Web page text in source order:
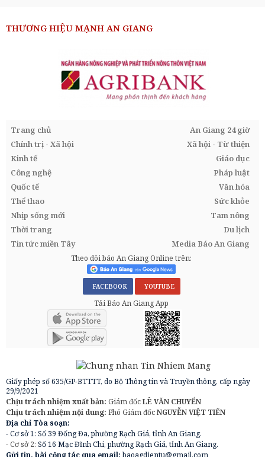
THƯƠNG HIỆU MẠNH AN GIANG
Trang chủ
An Giang 24 giờ
Chính trị - Xã hội
Xã hội - Từ thiện
Kinh tế
Giáo dục
Công nghệ
Pháp luật
Quốc tế
Văn hóa
Thể thao
Sức khỏe
Nhịp sống mới
Tam nông
Thời trang
Du lịch
Tin tức miền Tây
Media Báo An Giang
Theo dõi báo An Giang Online trên:
FACEBOOK YOUTUBE
Tải Báo An Giang App
Giấy phép số 635/GP-BTTTT, do Bộ Thông tin và Truyền thông, cấp ngày
29/9/2021
Chịu trách nhiệm xuất bản: Giám đốcLÊ VĂN CHUYỂN
Chịu trách nhiệm nội dung: Phó Giám đốcNGUYỄN VIỆT TIẾN
Địa chỉ Tòa soạn:
- Cơ sở 1: Số 39 Đống Đa, phường Rạch Giá, tỉnh An Giang.
- Cơ sở 2: Số 16 Mạc Đĩnh Chi, phường Rạch Giá, tỉnh An Giang.